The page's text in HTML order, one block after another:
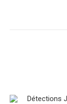
Détections